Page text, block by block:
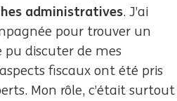
administratives. J’ai
pour trouver un
pu discuter de mes
fiscaux ont été pris
Mon rôle, c’était surtout